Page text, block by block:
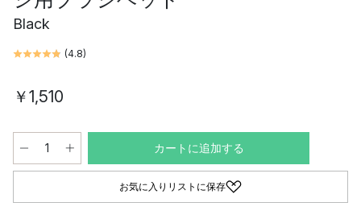
Black
(4.8)
￥1,510
カートに追加する
お気に入りリストに保存